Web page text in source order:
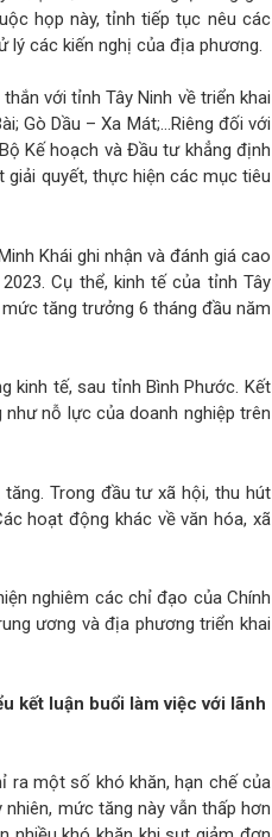
họp này, tỉnh tiếp tục nêu các
lý các kiến nghị của địa phương.
với tỉnh Tây Ninh về triển khai
Gò Dầu – Xa Mát;…Riêng đối với
Kế hoạch và Đầu tư khẳng định
quyết, thực hiện các mục tiêu
Khái ghi nhận và đánh giá cao
Cụ thể, kinh tế của tỉnh Tây
tăng trưởng 6 tháng đầu năm
kinh tế, sau tỉnh Bình Phước. Kết
nỗ lực của doanh nghiệp trên
Trong đầu tư xã hội, thu hút
hoạt động khác về văn hóa, xã
nghiêm các chỉ đạo của Chính
ương và địa phương triển khai
kết luận buổi làm việc với lãnh
ra một số khó khăn, hạn chế của
mức tăng này vẫn thấp hơn